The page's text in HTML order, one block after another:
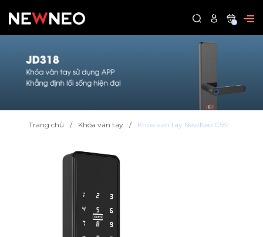
0
Trang chủ Khóa vân tay Khóa vân tay NewNeo C551